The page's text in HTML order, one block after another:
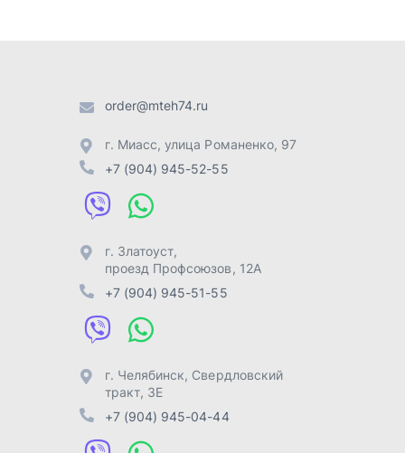
г. Челябинск,Свердловский
тракт, 3Е
Отправить заявку
Разработка -